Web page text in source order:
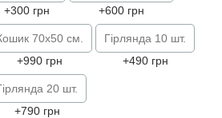
+300 грн +600 грн
70х50 см.
+990 грн
Гірлянда 10 шт.
+490 грн
20 шт.
+790 грн